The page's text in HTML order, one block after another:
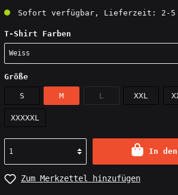
Sofort verfügbar, Lieferzeit: 2-5
T-Shirt Farben
Größe
S M L XXL
XXXXXL
In den
Zum Merkzettel hinzufügen